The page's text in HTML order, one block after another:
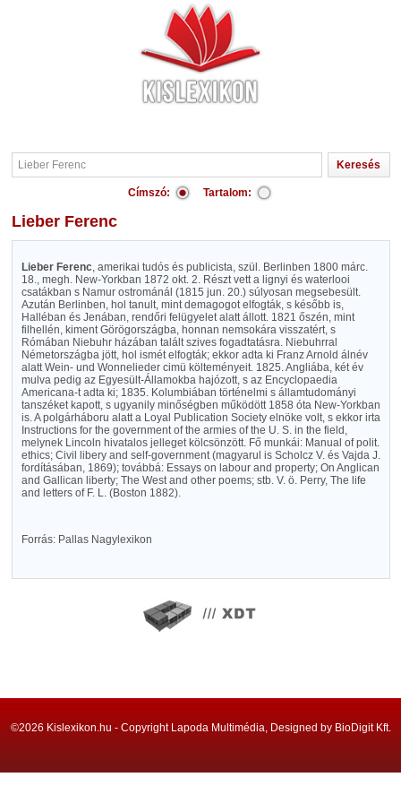
Címszó: Tartalom:
Lieber Ferenc
Lieber Ferenc, amerikai tudós és publicista, szül. Berlinben 1800 márc.
18., megh. New-Yorkban 1872 okt. 2. Részt vett a lignyi és waterlooi
csatákban s Namur ostrománál (1815 jun. 20.) súlyosan megsebesült.
Azután Berlinben, hol tanult, mint demagogot elfogták, s később is,
Halléban és Jenában, rendőri felügyelet alatt állott. 1821 őszén, mint
filhellén, kiment Görögországba, honnan nemsokára visszatért, s
Rómában Niebuhr házában talált szives fogadtatásra. Niebuhrral
Németországba jött, hol ismét elfogták; ekkor adta ki Franz Arnold álnév
alatt Wein- und Wonnelieder cimü költeményeit. 1825. Angliába, két év
mulva pedig az Egyesült-Államokba hajózott, s az Encyclopaedia
Americana-t adta ki; 1835. Kolumbiában történelmi s államtudományi
tanszéket kapott, s ugyanily minőségben működött 1858 óta New-Yorkban
is. A polgárháboru alatt a Loyal Publication Society elnöke volt, s ekkor irta
Instructions for the government of the armies of the U. S. in the field,
melynek Lincoln hivatalos jelleget kölcsönzött. Fő munkái: Manual of polit.
ethics; Civil libery and self-government (magyarul is Scholcz V. és Vajda J.
fordításában, 1869); továbbá: Essays on labour and property; On Anglican
and Gallican liberty; The West and other poems; stb. V. ö. Perry, The life
and letters of F. L. (Boston 1882).
Forrás: Pallas Nagylexikon
©2026 Kislexikon.hu - Copyright Lapoda Multimédia, Designed by BioDigit Kft.